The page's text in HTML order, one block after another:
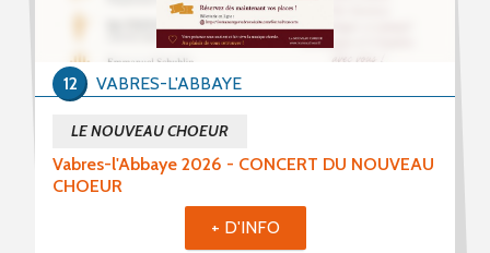
Vabres-l'Abbaye 2026 - CONCERT DU NOUVEAU
CHOEUR
LE NOUVEAU CHOEUR
VABRES-L'ABBAYE
12
+ D'INFO